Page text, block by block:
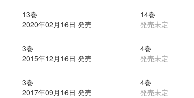
13巻
2020年02月16日 発売
14巻
発売未定
3巻
2015年12月16日 発売
4巻
発売未定
3巻
2017年09月16日 発売
4巻
発売未定